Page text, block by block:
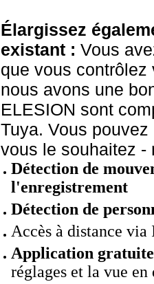
Élargissez
existant : Vous
que vous
nous avons une
ELESION sont
Tuya. Vous
vous le souhaitez -
Détection de
l'enregistrement
Détection de
Accès à distance
Application
réglages et la vue